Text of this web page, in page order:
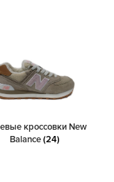
кроссовки New
Balance(24)